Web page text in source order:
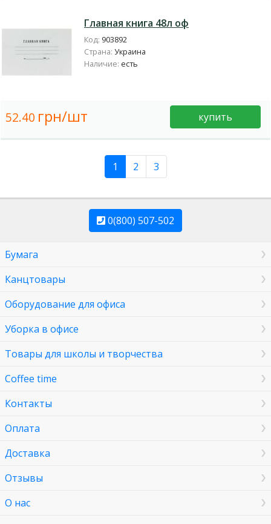
Главная книга 48л оф
Код: 903892
Страна: Украина
Наличие: есть
52.40 грн/шт купить
1 2 3
0(800) 507-502
Бумага
Канцтовары
Оборудование для офиса
Уборка в офисе
Товары для школы и творчества
Coffee time
Контакты
Оплата
Доставка
Отзывы
О нас